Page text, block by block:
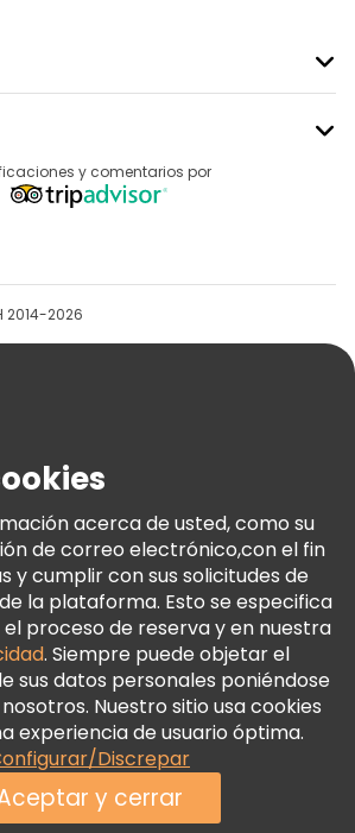
Legal
y comentarios por
2014-2026
acerca de usted, como su
de correo electrónico,con el fin
y cumplir con sus solicitudes de
la plataforma. Esto se especifica
proceso de reserva y en nuestra
. Siempre puede objetar el
sus datos personales poniéndose
Nuestro sitio usa cookies
experiencia de usuario óptima.
Discrepar
y cerrar